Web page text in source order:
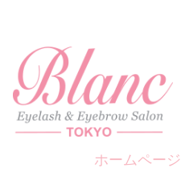
ホームページ